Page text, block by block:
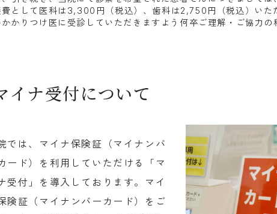
費として医科は3,300円（税込）、歯科は2,750円（税込）いた
かかりつけ医に受診していただきますよう何卒ご理解・ご協力の
イナ受付について
では、マイナ保険証（マイナンバ
ード）を利用していただける「マ
受付」を導入しております。マイ
険証（マイナンバーカード）をご